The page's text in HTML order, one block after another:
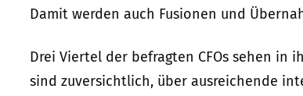
Damit werden auch Fusionen und
Drei Viertel der befragten CFOs sehen in
sind zuversichtlich, über ausreichende